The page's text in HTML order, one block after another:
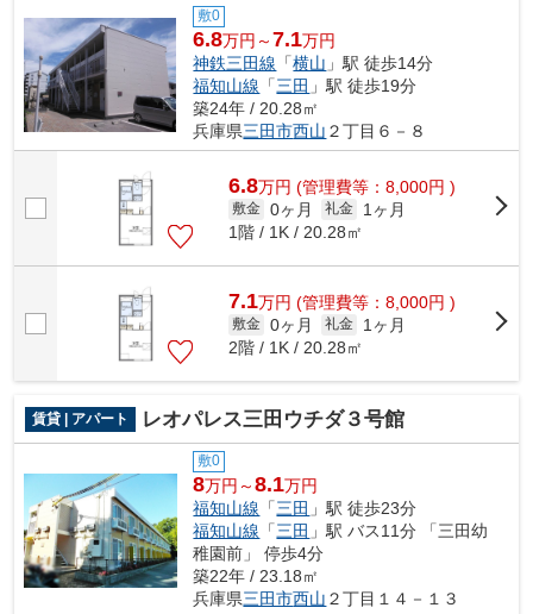
敷0
6.8万円～7.1万円
神鉄三田線 「横山 」駅 徒歩14分
福知山線 「三田 」駅 徒歩19分
築24年 / 20.28㎡
兵庫県三田市西山 ２丁目６－８
6.8万円 (管理費等：8,000円 )
敷金 0ヶ月 礼金
1ヶ月
1階 / 1K / 20.28㎡
7.1万円 (管理費等：8,000円 )
敷金 0ヶ月 礼金
1ヶ月
2階 / 1K / 20.28㎡
賃貸 | アパート レオパレス三田ウチダ３号館
敷0
8万円～8.1万円
福知山線 「三田 」駅 徒歩23分
福知山線 「三田 」駅 バス11分 「三田幼
稚園前」 停歩4分
築22年 / 23.18㎡
兵庫県三田市西山 ２丁目１４－１３